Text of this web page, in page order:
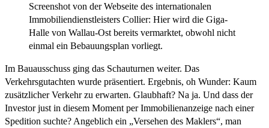
Screenshot von der Webseite des internationalen
Immobiliendienstleisters Collier: Hier wird die Giga-
Halle von Wallau-Ost bereits vermarktet, obwohl nicht
einmal ein Bebauungsplan vorliegt.
Im Bauausschuss ging das Schauturnen weiter. Das
Verkehrsgutachten wurde präsentiert. Ergebnis, oh Wunder: Kaum
zusätzlicher Verkehr zu erwarten. Glaubhaft? Na ja. Und dass der
Investor just in diesem Moment per Immobilienanzeige nach einer
Spedition suchte? Angeblich ein „Versehen des Maklers“, man